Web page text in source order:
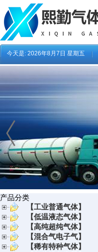
今天是: 2026年8月7日 星期五
产品分类
【工业普通气体】
【低温液态气体】
【高纯超纯气体】
【混合气电子气】
【稀有特种气体】